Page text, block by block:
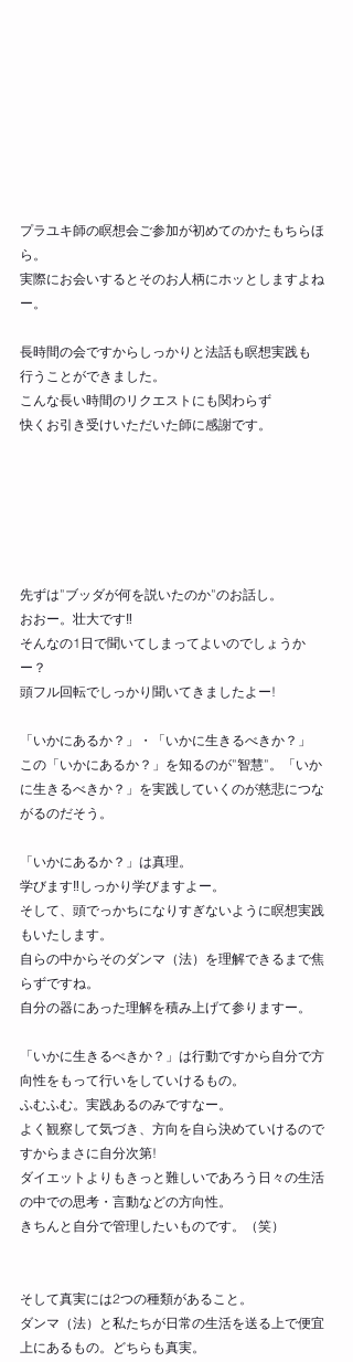
プラユキ師の瞑想会ご参加が初めてのかたもちらほ
ら。
実際にお会いするとそのお人柄にホッとしますよね
ー。
長時間の会ですからしっかりと法話も瞑想実践も
行うことができました。
こんな長い時間のリクエストにも関わらず
快くお引き受けいただいた師に感謝です。
先ずは”ブッダが何を説いたのか”のお話し。
おおー。壮大です‼
そんなの1日で聞いてしまってよいのでしょうか
ー？
頭フル回転でしっかり聞いてきましたよー!
「いかにあるか？」・「いかに生きるべきか？」
この「いかにあるか？」を知るのが”智慧”。「いか
に生きるべきか？」を実践していくのが慈悲につな
がるのだそう。
「いかにあるか？」は真理。
学びます‼しっかり学びますよー。
そして、頭でっかちになりすぎないように瞑想実践
もいたします。
自らの中からそのダンマ（法）を理解できるまで焦
らずですね。
自分の器にあった理解を積み上げて参りますー。
「いかに生きるべきか？」は行動ですから自分で方
向性をもって行いをしていけるもの。
ふむふむ。実践あるのみですなー。
よく観察して気づき、方向を自ら決めていけるので
すからまさに自分次第!
ダイエットよりもきっと難しいであろう日々の生活
の中での思考・言動などの方向性。
きちんと自分で管理したいものです。（笑）
そして真実には2つの種類があること。
ダンマ（法）と私たちが日常の生活を送る上で便宜
上にあるもの。どちらも真実。